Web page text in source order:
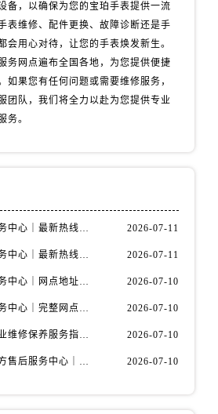
山西省太原市迎泽区迎泽街道解放路15号亨得利名表维修授权店3楼宝珀售后服务中心（需提前预约）
安徽省阜阳市颍州区颍州北路宝珀售后服务中心（需提前预约）
福建省南平市建阳区人民西路宝珀售后服务中心（需提前预约）
备，以确保为您的宝珀手表提供一流
表维修、配件更换、故障诊断还是手
会用心对待，让您的手表焕发新生。
务网点遍布全国各地，为您提供便捷
如果您有任何问题或需要维修服务，
团队，我们将全力以赴为您提供专业
务。
宝珀中国官方售后服务中心｜最新热线电话与地址权威信息通知（2026年7月最新） 2026-07-11
宝珀中国官方售后服务中心｜最新热线和全部维修地址权威信息通知（2026年7月最新） 2026-07-11
宝珀中国官方售后服务中心｜网点地址与24小时热线权威信息通知（2026年7月最新） 2026-07-10
宝珀中国官方售后服务中心｜完整网点地址与热线权威信息通知（2026年7月最新） 2026-07-10
宝珀售后点查询与专业维修保养服务指南权威公示（2026年7月最新） 2026-07-10
亲身探访宝珀上海官方售后服务中心｜网点地址及售后热线（2026年7月最新） 2026-07-10